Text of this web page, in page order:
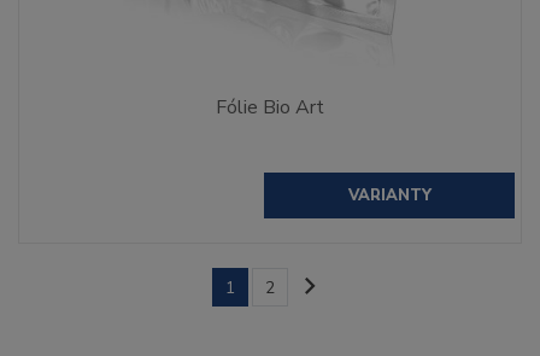
Fólie Bio Art
VARIANTY
1 2